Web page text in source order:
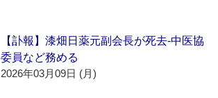
【訃報】漆畑日薬元副会長が死去‐中医協
委員など務める
2026年03月09日 (月)